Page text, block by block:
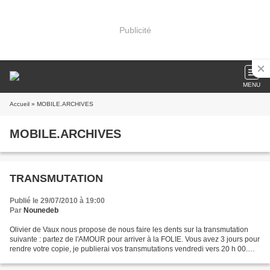
Publicité
MENU
Accueil » MOBILE.ARCHIVES
MOBILE.ARCHIVES
TRANSMUTATION
Publié le 29/07/2010 à 19:00
Par Nounedeb
Olivier de Vaux nous propose de nous faire les dents sur la transmutation
suivante : partez de l'AMOUR pour arriver à la FOLIE. Vous avez 3 jours pour
rendre votre copie, je publierai vos transmutations vendredi vers 20 h 00.